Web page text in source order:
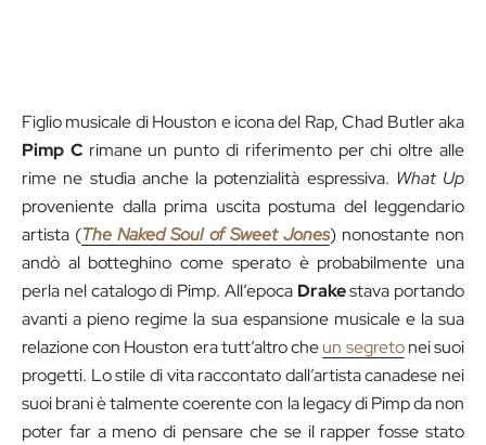
Figlio musicale di Houston e icona del Rap, Chad Butler aka
Pimp Crimane un punto di riferimento per chi oltre alle
rime ne studia anche la potenzialità espressiva. What Up
proveniente dalla prima uscita postuma del leggendario
artista (The Naked Soul of Sweet Jones) nonostante non
andò al botteghino come sperato è probabilmente una
perla nel catalogo di Pimp. All’epoca Drakestava portando
avanti a pieno regime la sua espansione musicale e la sua
relazione con Houston era tutt’altro cheun segretonei suoi
progetti. Lo stile di vita raccontato dall’artista canadese nei
suoi brani è talmente coerente con la legacy di Pimp da non
poter far a meno di pensare che se il rapper fosse stato